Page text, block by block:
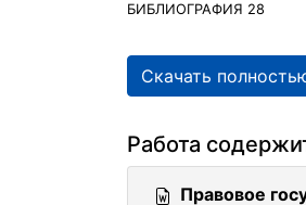
БИБЛИОГРАФИЯ 28
Скачать
Работа
Правовое